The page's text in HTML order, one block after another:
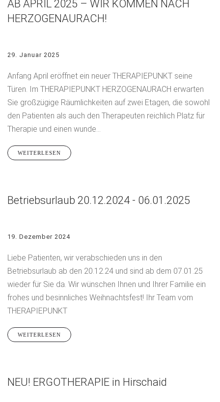
AB APRIL 2025 – WIR KOMMEN NACH
HERZOGENAURACH!
29. Januar 2025
Anfang April eröffnet ein neuer THERAPIEPUNKT seine
Türen. Im THERAPIEPUNKT HERZOGENAURACH erwarten
Sie großzügige Räumlichkeiten auf zwei Etagen, die sowohl
den Patienten als auch den Therapeuten reichlich Platz für
Therapie und einen wunde...
WEITERLESEN
Betriebsurlaub 20.12.2024 - 06.01.2025
19. Dezember 2024
Liebe Patienten, wir verabschieden uns in den
Betriebsurlaub ab den 20.12.24 und sind ab dem 07.01.25
wieder für Sie da. Wir wünschen Ihnen und Ihrer Familie ein
frohes und besinnliches Weihnachtsfest! Ihr Team vom
THERAPIEPUNKT
WEITERLESEN
NEU! ERGOTHERAPIE in Hirschaid